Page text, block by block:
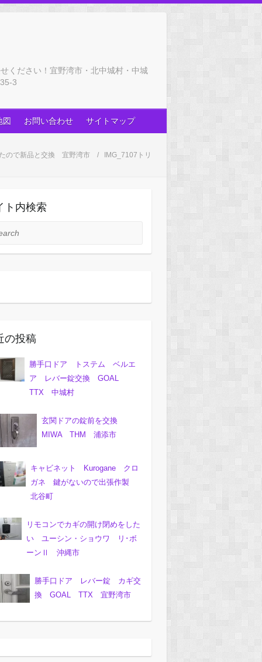
ください！宜野湾市・北中城村・中城
3
図 お問い合わせ サイトマップ
ので新品と交換 宜野湾市 IMG_7107トリ
ト内検索
の投稿
勝手口ドア トステム ベルエ
ア レバー錠交換 GOAL
TTX 中城村
玄関ドアの錠前を交換
MIWA THM 浦添市
キャビネット Kurogane クロ
ガネ 鍵がないので出張作製
北谷町
リモコンでカギの開け閉めをした
い ユーシン・ショウワ リ･ボ
ーンⅡ 沖縄市
勝手口ドア レバー錠 カギ交
換 GOAL TTX 宜野湾市